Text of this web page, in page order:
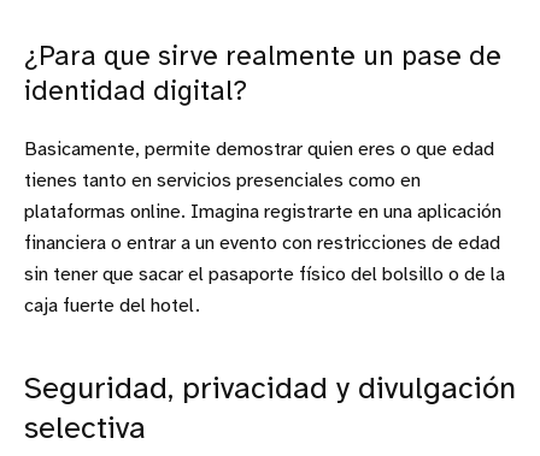
¿Para que sirve realmente un pase de
identidad digital?
Basicamente, permite demostrar quien eres o que edad
tienes tanto en servicios presenciales como en
plataformas online. Imagina registrarte en una aplicación
financiera o entrar a un evento con restricciones de edad
sin tener que sacar el pasaporte físico del bolsillo o de la
caja fuerte del hotel.
Seguridad, privacidad y divulgación
selectiva